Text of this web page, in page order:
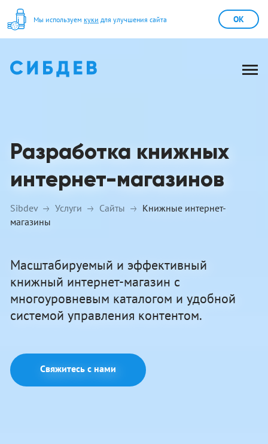
Мы используем куки для улучшения сайта OK
Разработка книжных
интернет-магазинов
Sibdev Услуги Сайты
Книжные интернет-
магазины
Масштабируемый и эффективный
книжный интернет-магазин с
многоуровневым каталогом и удобной
системой управления контентом.
Свяжитесь с нами